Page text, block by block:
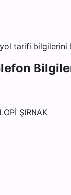
tarifi bilgilerini
ŞIRNAK